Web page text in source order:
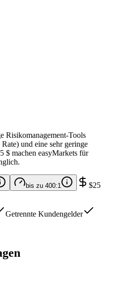
Risikomanagement-Tools
und eine sehr geringe
$ machen easyMarkets für
bis zu 400:1
$25
Getrennte Kundengelder